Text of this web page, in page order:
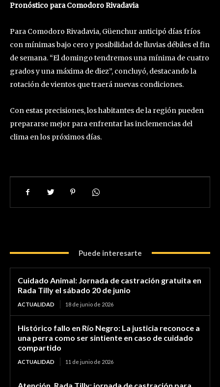
Pronóstico para Comodoro Rivadavia
Para Comodoro Rivadavia, Güenchur anticipó días fríos
con mínimas bajo cero y posibilidad de lluvias débiles el fin
de semana. “El domingo tendremos una mínima de cuatro
grados y una máxima de diez”, concluyó, destacando la
rotación de vientos que traerá nuevas condiciones.
Con estas precisiones, los habitantes de la región pueden
prepararse mejor para enfrentar las inclemencias del
clima en los próximos días.
Puede interesarte
Cuidado Animal: Jornada de castración gratuita en
Rada Tilly el sábado 20 de junio
ACTUALIDAD 18 de junio de 2026
Histórico fallo en Río Negro: La justicia reconoce a
una perra como ser sintiente en caso de cuidado
compartido
ACTUALIDAD 11 de junio de 2026